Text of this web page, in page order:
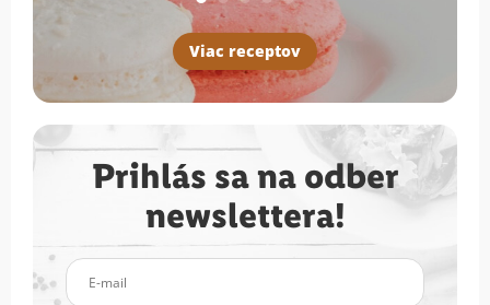
Viac receptov
Prihlás sa na odber
newslettera!
E-mail